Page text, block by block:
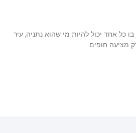
כל אחד יכול להיות מי שהוא נתניה, עיר
מציעה חופים